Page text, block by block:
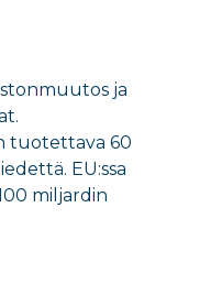
ja
tuotettava 60
EU:ssa
miljardin